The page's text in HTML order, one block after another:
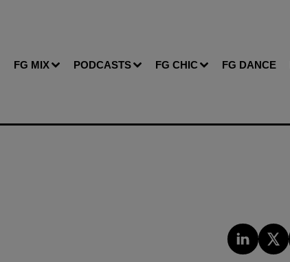
FG MIX PODCASTS FG CHIC FG DANCE